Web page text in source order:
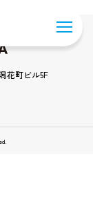
花町ビル5F